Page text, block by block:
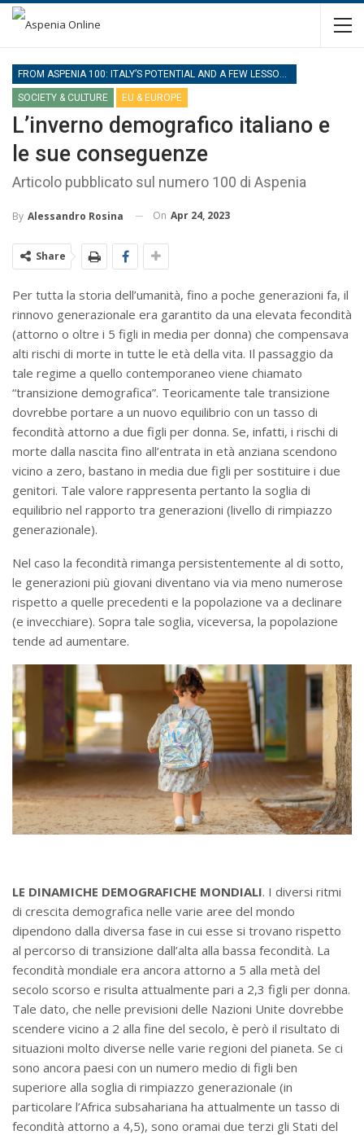
FROM ASPENIA 100: ITALY’S POTENTIAL AND A FEW LESSONS FROM HISTORY
SOCIETY & CULTURE EU & EUROPE
L’inverno demografico italiano e
le sue conseguenze
Articolo pubblicato sul numero 100 di Aspenia
By Alessandro Rosina On Apr 24, 2023
Share
Per tutta la storia dell’umanità, fino a poche generazioni fa, il
rinnovo generazionale era garantito da una elevata fecondità
(attorno o oltre i 5 figli in media per donna) che compensava
alti rischi di morte in tutte le età della vita. Il passaggio da
tale regime a quello contemporaneo viene chiamato
“transizione demografica”. Teoricamente tale transizione
dovrebbe portare a un nuovo equilibrio con un tasso di
fecondità attorno a due figli per donna. Se, infatti, i rischi di
morte dalla nascita fino all’entrata in età anziana scendono
vicino a zero, bastano in media due figli per sostituire i due
genitori. Tale valore rappresenta pertanto la soglia di
equilibrio nel rapporto tra generazioni (livello di rimpiazzo
generazionale).
Nel caso la fecondità rimanga persistentemente al di sotto,
le generazioni più giovani diventano via via meno numerose
rispetto a quelle precedenti e la popolazione va a declinare
(e invecchiare). Sopra tale soglia, viceversa, la popolazione
tende ad aumentare.
LE DINAMICHE DEMOGRAFICHE MONDIALI. I diversi ritmi
di crescita demografica nelle varie aree del mondo
dipendono dalla diversa fase in cui esse si trovano rispetto
al percorso di transizione dall’alta alla bassa fecondità. La
fecondità mondiale era ancora attorno a 5 alla metà del
secolo scorso e risulta attualmente pari a 2,3 figli per donna.
Tale dato, che nelle previsioni delle Nazioni Unite dovrebbe
scendere vicino a 2 alla fine del secolo, è però il risultato di
situazioni molto diverse nelle varie regioni del pianeta. Se ci
sono ancora paesi con un numero medio di figli ben
superiore alla soglia di rimpiazzo generazionale (in
particolare l’Africa subsahariana ha attualmente un tasso di
fecondità attorno a 4,5), sono oramai due terzi gli Stati del